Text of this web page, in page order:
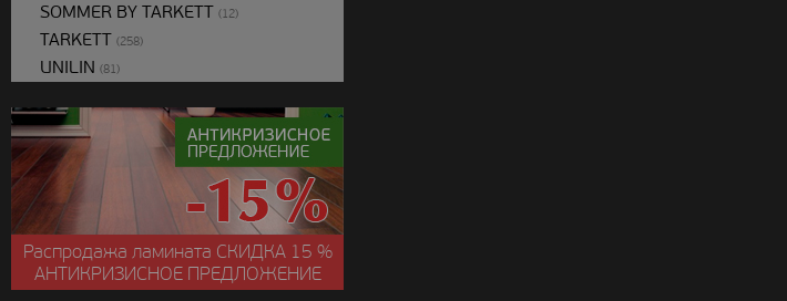
SOMMER BY TARKETT (12)
TARKETT (258)
UNILIN (81)
Распродажа ламината СКИДКА15 %
АНТИКРИЗИСНОЕ ПРЕДЛОЖЕНИЕ